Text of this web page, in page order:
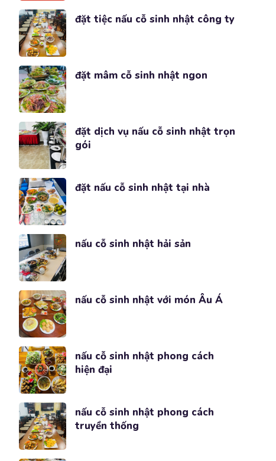
đặt tiệc nấu cỗ sinh nhật công ty
đặt mâm cỗ sinh nhật ngon
đặt dịch vụ nấu cỗ sinh nhật trọn
gói
đặt nấu cỗ sinh nhật tại nhà
nấu cỗ sinh nhật hải sản
nấu cỗ sinh nhật với món Âu Á
nấu cỗ sinh nhật phong cách
hiện đại
nấu cỗ sinh nhật phong cách
truyền thống